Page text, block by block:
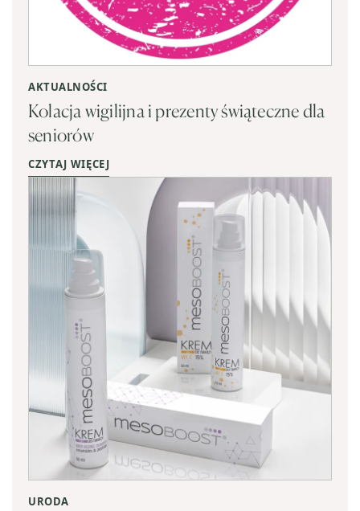
AKTUALNOŚCI
Kolacja wigilijna i prezenty świąteczne dla
seniorów
CZYTAJ WIĘCEJ
URODA